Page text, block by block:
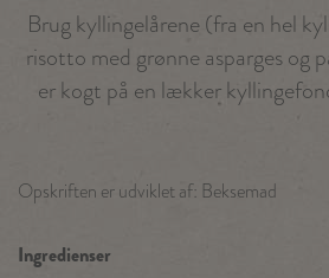
Brug kyllingelårene (fra en hel
risotto med grønne asparges og
er kogt på en lækker
Opskriften er udviklet af: Beksemad
Ingredienser